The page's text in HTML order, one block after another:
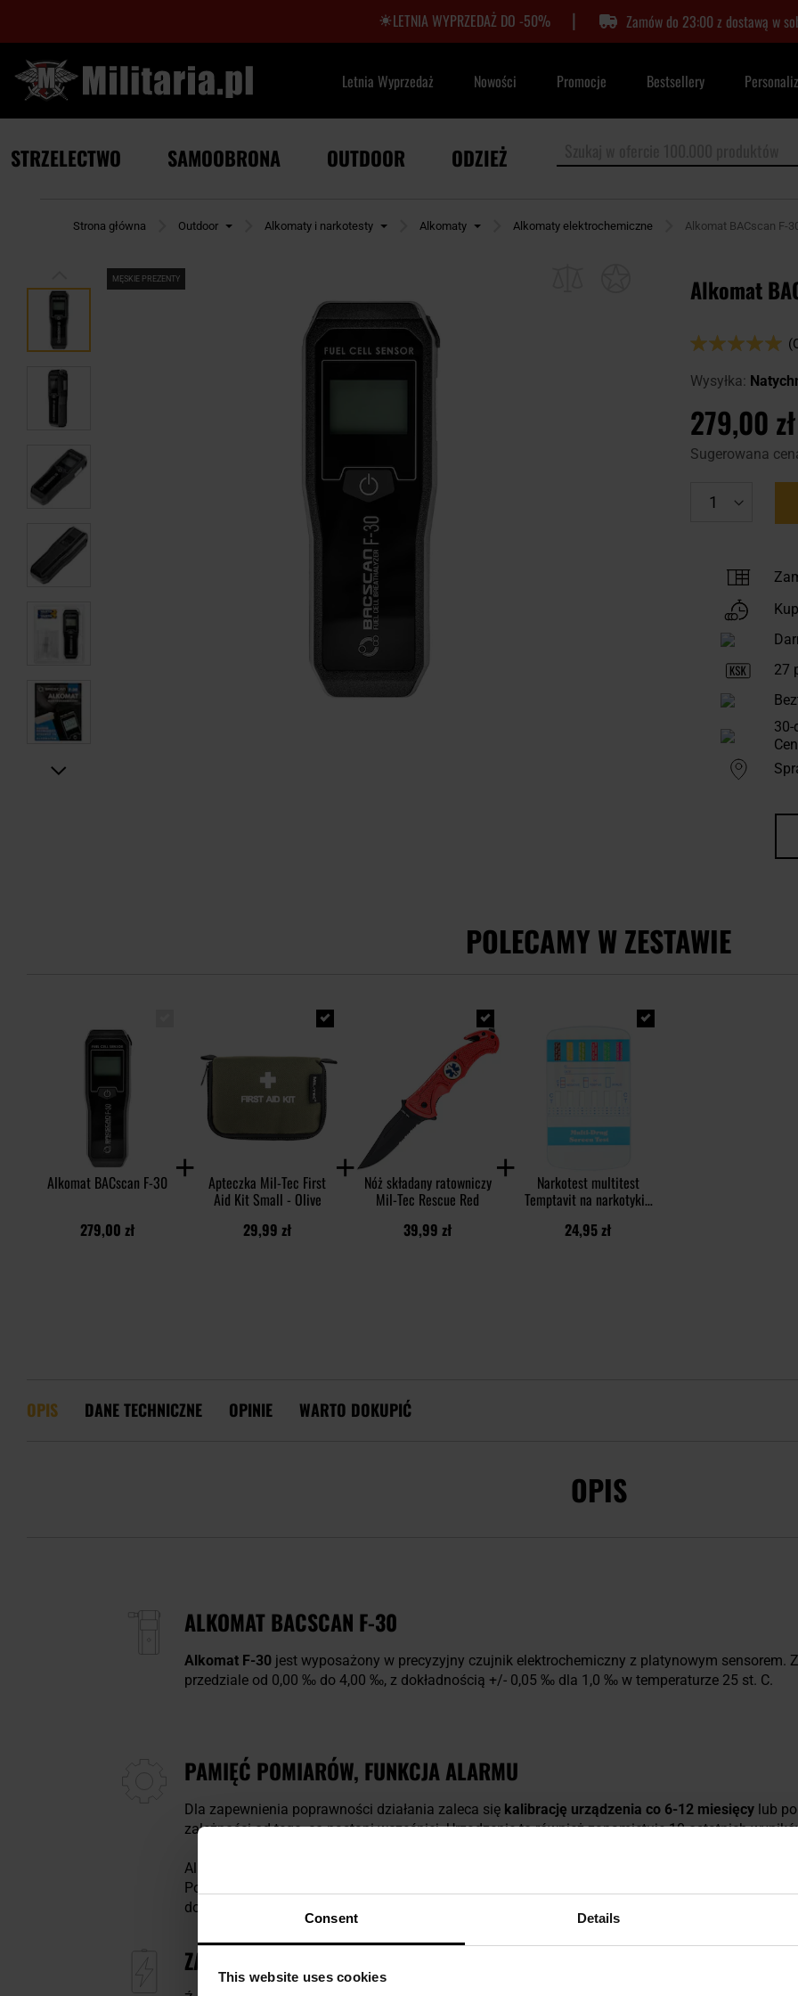
Consent Details
This website uses cookies
LETNIA WYPRZEDAŻ DO -50% | Zamów do 23:00 z dostawą w
Letnia Wyprzedaż Nowości Promocje Bestsellery
STRZELECTWO SAMOOBRONA OUTDOOR ODZIEŻ
Strona główna Outdoor Alkomaty i narkotesty Alkomaty Alkomaty elektrochemiczne Alkomat BACscan F-
MĘSKIE PREZENTY Alkomat
Ocena:
Wysyłka:
279,00 zł
Sugerowana
27
30-
POLECAMY W ZESTAWIE
Alkomat BACscan F-30
279,00 zł
Apteczka Mil-Tec First
Aid Kit Small - Olive
29,99 zł
Nóż składany ratowniczy
Mil-Tec Rescue Red
39,99 zł
Narkotest multitest
Temptavit na narkotyki i
substancji
24,95 zł
OPIS DANE TECHNICZNE OPINIE WARTO DOKUPIĆ
OPIS
ALKOMAT BACSCAN F-30
Alkomat F-30 jest wyposażony w precyzyjny czujnik elektrochemiczny z platynowym sensorem.
przedziale od 0,00 ‰ do 4,00 ‰, z dokładnością +/- 0,05 ‰ dla 1,0 ‰ w temperaturze 25 st. C.
PAMIĘĆ POMIARÓW, FUNKCJA ALARMU
Dla zapewnienia poprawności działania zaleca się kalibrację urządzenia co 6-12 miesięcy lub
zależności od tego, co nastąpi wcześniej. Urządzenie to również zapamiętuje 10 ostatnich
Alkomat ma wbudowaną
w przypadku przekroczenia dopuszczalnego stężenia
Podświetlany ekran LCD umożliwia wykonywanie pomiarów nawet przy słabym oświetleniu i
dokładnością do dwóch miejsc po przecinku.
ZASILANIE